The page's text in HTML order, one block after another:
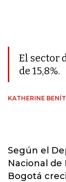
El sector
de 15,8%.
KATHERINE
Según el
Nacional de
Bogotá